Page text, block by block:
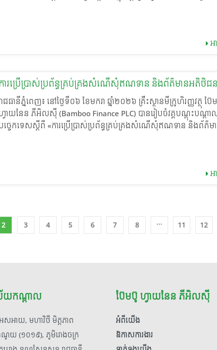
និយោគលើធនធានមនុស្ស ជាពិសេសការពង្រឹងសមត្ថភាពអ្នកគ្រប់គ្រងជួរមុ
រសិទ្ធភាពប្រតិបត្តិការ រក្សាគុណភាពសេវាកម្ម និងផ្តល់ផលប្រយោជន៍ចីរ
តិថិជន និងសហគមន៍។
កម្មភាពច្បាស់លាស់ដើម្បីសម្រេចគោលដៅរួមរបស់គ្រឹះស្ថាន។ • សិល្បៈនៃ
រុម។ • ការអភិវឌ្ឍធនធានមនុស្ស៖ ការបណ្តុះបណ្តាលបន្ត និងការផ្តល់ឱក
ភិវឌ្ឍន៍ជំនាញដល់បុគ្គលិកក្រោមឱវាទ។ • ការគ្រប់គ្រងលទ្ធផល៖ បច្ចេកទ
ាមដាន វាយតម្លៃ និងការផ្តល់មតិកែលម្អប្រកបដោយស្ថាបនា។ • ការដោះស្
ញ្ហា៖ វិធីសាស្ត្រដោះស្រាយឧបសគ្គ និងបញ្ហាប្រឈមនានាក្នុងបរិបទការងារជ
តែង។ ជាកិច្ចបញ្ចប់នៃវគ្គបំពាក់បំប៉ន ថ្នាក់ដឹកនាំបានផ្តល់កិត្តិយសប្រគល់
ញ្ញាបនបត្របញ្ជាក់ការបំពាក់បំប៉នជូនដល់សិក្ខាកាមគ្រប់រូប ក្នុងបរិយាកាស
តមាំថា ការពង្រឹងសមត្ថភាពថ្នាក់ដឹកនាំ គឺជាគ្រឹះដ៏សំខាន់ក្នុងការជំរុញសមត្
រប់គ្រងអវត្តមាន អត្ថប្រយោជន៍បន្ថែមរបស់បុគ្គលិក ការបណ្តុះបណ្តាលជំ
ន្ថែម ការអភិវឌ្ឍន៍មុខតំណែង ឬតួនាទីការងារ ដែលធ្វើឲ្យបុគ្គលិកបានយ
ាព។ ប៊ែមប៊ូ ហ្វាយនែន ភីអិលស៊ី តែងតែគិតគូរដល់បុគ្គលិក និងព្យាយាមធ្វើ
ាងណាជួយពង្រីកសមត្ថភាពលើជំនាញផ្សេងៗដែលអាចជួយពន្លឿនដល់
កម្មភាពការងារ របស់បុគ្គលិកឲ្យក្លាយជាបុគ្គលិកឆ្នើមសម្រាប់គ្រឹះស្ថាន ក្នុង
េលដ៏ខ្លីមួយ។
អ
ារប្រើប្រាស់ប្រព័ន្ធគ្រប់គ្រងសំណើសុំឥណទាន និងព័ត៌មានអតិថិជន
ាជធានីភ្នំពេញ៖ នៅថ្ងៃទី០៦ ខែមករា ឆ្នាំ២០២៦ គ្រឹះស្ថានមីក្រូហិរញ្ញវត្ថុ ប៊ែ
វាយនែន ភីអិលស៊ី (Bamboo Finance PLC) បានរៀបចំវគ្គបណ្តុះបណ្តា
ច្ចេកទេសស្តីពី «ការប្រើប្រាស់ប្រព័ន្ធគ្រប់គ្រងសំណើសុំឥណទាន និងព័ត៌ម
ទ្ធសាស្ត្រ គឺក្រុមហ៊ុន ១២១ សបភី ឯ.ក (121 Shoppe Co., Ltd.) ។ វគ្គ
ណ្តាលនេះបានប្រព្រឹត្តទៅក្រោមអធិបតីភាពដ៏ខ្ពង់ខ្ពស់របស់ លោក អគ្គនា
ើការប្រើប្រាស់បច្ចេកវិទ្យា ដើម្បីឆ្លើយតបទៅនឹងតម្រូវការអតិថិជនបានឆ
ងប្រកបដោយវិជ្ជាជីវៈ។ ជាកិច្ចបញ្ចប់នៃវគ្គបណ្តុះបណ្តាល គណៈគ្រប់គ្រង និ
តមាំរបស់ គ្រឹះស្ថានមីក្រូហិរញ្ញវត្ថុ ប៊ែមប៊ូ ហ្វាយនែន ភីអិលស៊ី ក្នុងការពង្រឹ
ារងាររវាងគ្រឹះស្ថាន និងដៃគូសហការ យើងជឿជាក់យ៉ាងមុតមាំថា ការផ្តល់សេ
ណទាននឹងកាន់តែមានភាពងាយស្រួល សុវត្ថិភាព និងផ្តល់នូវបទពិសោធន៍
រសើរជូនដល់អតិថិជន។
អ
2 3 4 5 6 7 8 ... 11 12
យកណ្តាល
សអាយ, មហាវិថី មិត្តភាព
ណូយ (១០១៩), ភូមិរោងចក្រ
ប៊ែមប៊ូ ហ្វាយនែន ភីអិលស៊ី
អំពី​យើង
ឱកាសការងារ